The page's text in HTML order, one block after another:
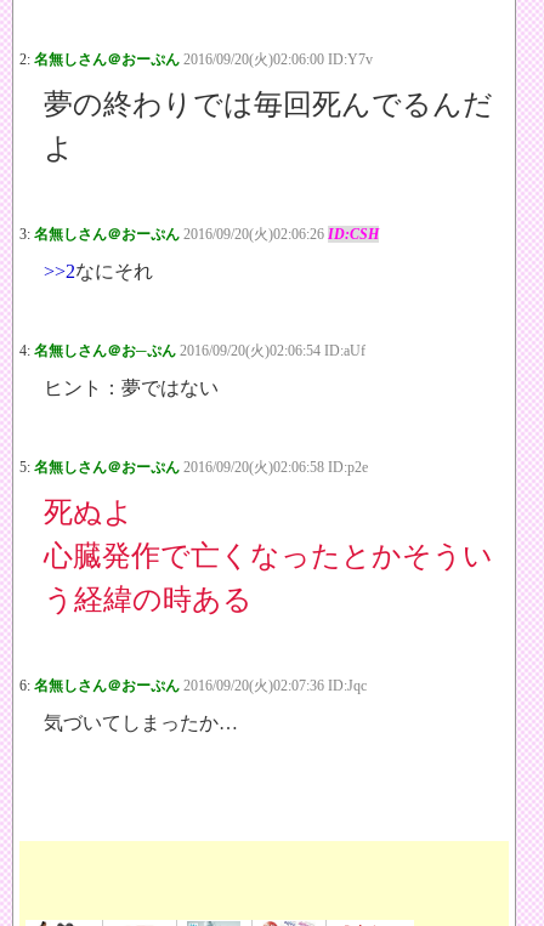
2: 名無しさん＠おーぷん 2016/09/20(火)02:06:00 ID:Y7v
夢の終わりでは毎回死んでるんだ
よ
3: 名無しさん＠おーぷん 2016/09/20(火)02:06:26 ID:CSH
>>2なにそれ
4: 名無しさん＠お─ぷん 2016/09/20(火)02:06:54 ID:aUf
ヒント：夢ではない
5: 名無しさん＠おーぷん 2016/09/20(火)02:06:58 ID:p2e
死ぬよ
心臓発作で亡くなったとかそうい
う経緯の時ある
6: 名無しさん＠おーぷん 2016/09/20(火)02:07:36 ID:Jqc
気づいてしまったか…